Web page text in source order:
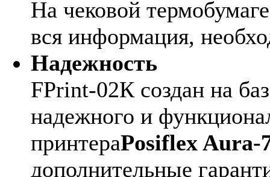
На чековой
вся информация,
Надежность
FPrint-02К создан на
надежного и
принтераPosiflex Aura-
дополнительные